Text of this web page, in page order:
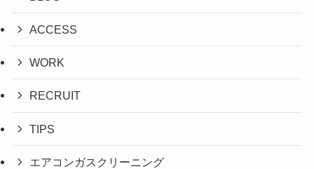
ACCESS
WORK
RECRUIT
TIPS
エアコンガスクリーニング